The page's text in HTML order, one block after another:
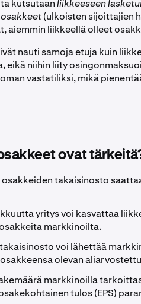
kutsutaanliikkeeseen
(ulkoisten sijoittajien
aiemmin liikkeellä olleet
nauti samoja etuja kuin
eikä niihin liity
vastatiliksi, mikä
ovat
osakkeiden takaisinosto
yritys voi kasvattaa
markkinoilta.
voi lähettää
olevan
markkinoilla
tulos (EPS)